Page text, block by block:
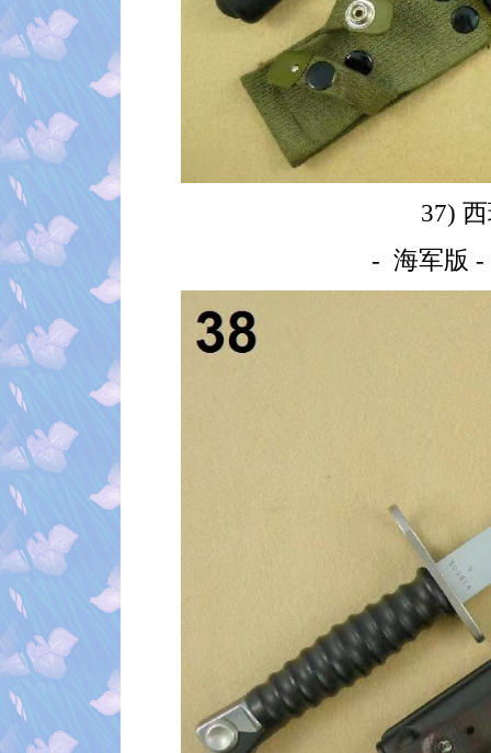
37)
- 海军版